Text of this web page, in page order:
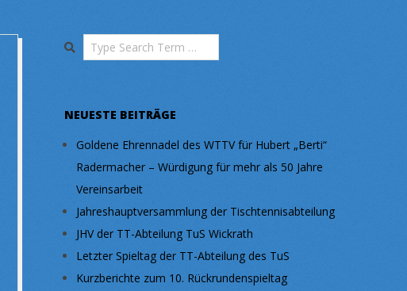
Search
NEUESTE BEITRÄGE
Goldene Ehrennadel des WTTV für Hubert „Berti“
Radermacher – Würdigung für mehr als 50 Jahre
Vereinsarbeit
Jahreshauptversammlung der Tischtennisabteilung
JHV der TT-Abteilung TuS Wickrath
Letzter Spieltag der TT-Abteilung des TuS
Kurzberichte zum 10. Rückrundenspieltag